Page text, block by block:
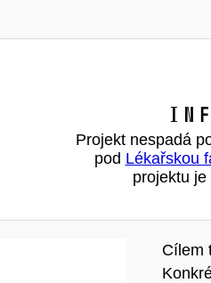
Projekt nespadá
pod Lékařskou
projektu je
Cílem